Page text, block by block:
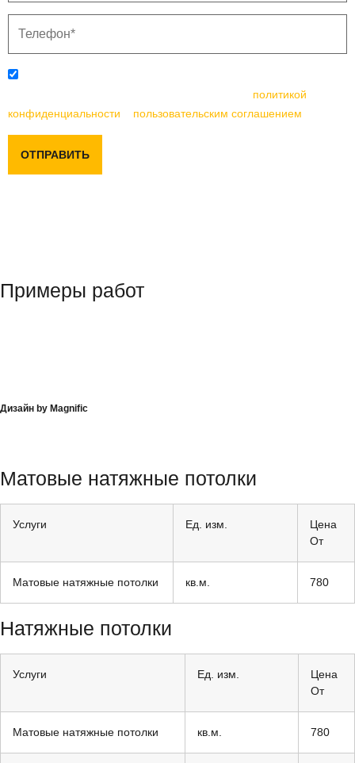
политикой
конфиденциальности
пользовательским соглашением
ОТПРАВИТЬ
Примеры работ
Дизайн by Magnific
Матовые натяжные потолки
Услуги Ед. изм.
Цена
От
Матовые натяжные потолки кв.м. 780
Натяжные потолки
Услуги Ед. изм.
Цена
От
Матовые натяжные потолки кв.м. 780